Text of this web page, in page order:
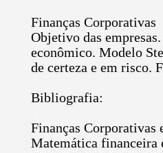
Finanças Corporativas
Objetivo das
econômico. Modelo
de certeza e em risco.
Bibliografia:
Finanças Corporativas
Matemática financeira